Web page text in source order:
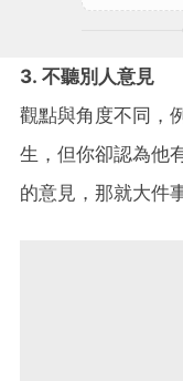
3. 不聽別人意見
觀點與角度不同，
生，但你卻認為他
的意見，那就大件